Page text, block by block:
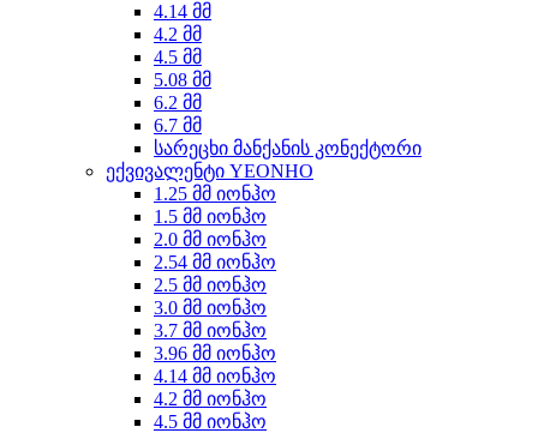
4.14 მმ
4.2 მმ
4.5 მმ
5.08 მმ
6.2 მმ
6.7 მმ
სარეცხი მანქანის კონექტორი
ექვივალენტი YEONHO
1.25 მმ იონჰო
1.5 მმ იონჰო
2.0 მმ იონჰო
2.54 მმ იონჰო
2.5 მმ იონჰო
3.0 მმ იონჰო
3.7 მმ იონჰო
3.96 მმ იონჰო
4.14 მმ იონჰო
4.2 მმ იონჰო
4.5 მმ იონჰო